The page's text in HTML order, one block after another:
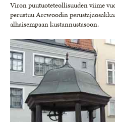
Viron puutuoteteollisuuden viime
perustuu Arcwoodin
alhaisempaan kustannustasoon.